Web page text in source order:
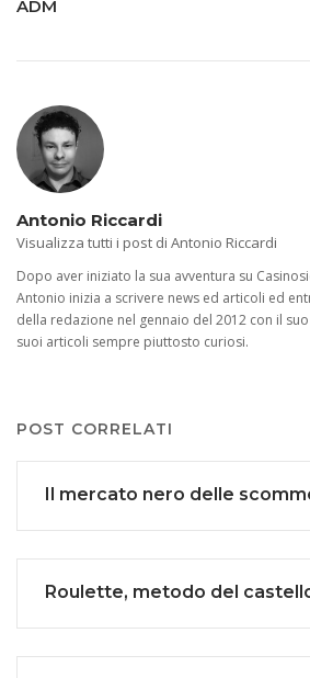
ADM
Antonio Riccardi
Visualizza tutti i post di Antonio Riccardi
Dopo aver iniziato la sua avventura su
Antonio inizia a scrivere news ed articoli ed
della redazione nel gennaio del 2012 con il
suoi articoli sempre piuttosto curiosi.
POST CORRELATI
Il mercato nero delle
Roulette, metodo del